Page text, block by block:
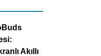
Akıllı